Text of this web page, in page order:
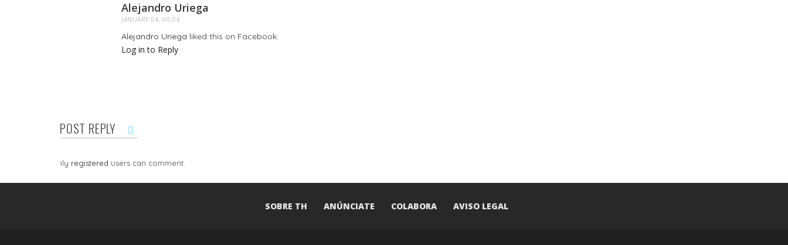
Alejandro Uriega
JANUARY 04, 00:04
Alejandro Uriega liked this on Facebook.
Log in to Reply
POST REPLY
Only registered users can comment.
SOBRE TH ANÚNCIATE COLABORA AVISO LEGAL